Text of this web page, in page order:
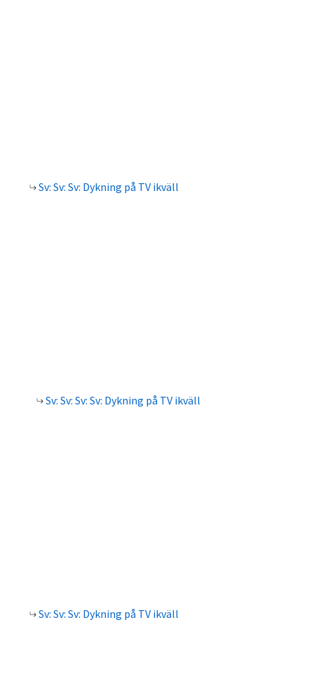
Sv: Sv: Sv: Dykning på TV ikväll
Sv: Sv: Sv: Sv: Dykning på TV ikväll
Sv: Sv: Sv: Dykning på TV ikväll